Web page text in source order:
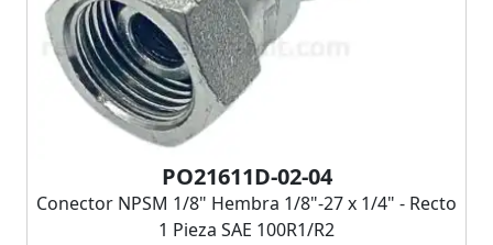
PO21611D-02-04
Conector NPSM 1/8" Hembra 1/8"-27 x 1/4" - Recto
1 Pieza SAE 100R1/R2